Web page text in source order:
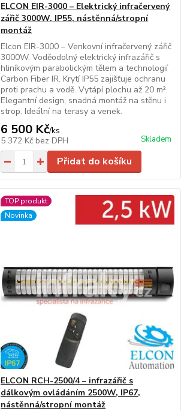
ELCON EIR-3000 – Elektrický infračervený
zářič 3000W, IP55, nástěnná/stropní
montáž
Elcon EIR-3000 – Venkovní infračervený zářič
3000W. Voděodolný elektrický infrazářič s
hliníkovým parabolickým tělem a technologií
Carbon Fiber IR. Krytí IP55 zajišťuje ochranu
proti prachu a vodě. Vytápí plochu až 20 m².
Elegantní design, snadná montáž na stěnu i
strop. Ideální na terasy a venek.
6 500 Kč/ks
5 372 Kč bez DPH Skladem
Přidat do košíku
TOP produkt
Novinka
ELCON RCH-2500/4 – infrazářič s
dálkovým ovládáním 2500W, IP67,
nástěnná/stropní montáž